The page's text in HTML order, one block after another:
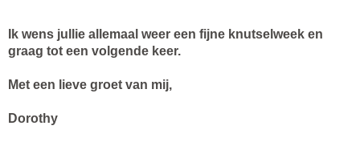
Ik wens jullie allemaal weer een fijne knutselweek en
graag tot een volgende keer.
Met een lieve groet van mij,
Dorothy